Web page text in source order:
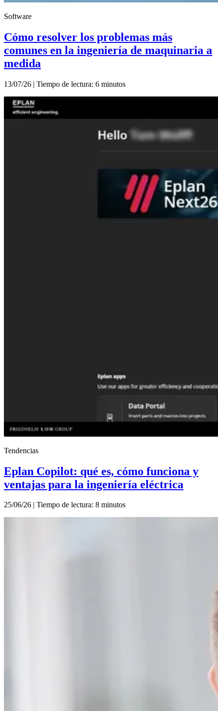
Software
Cómo resolver los problemas más
comunes en la ingeniería de maquinaria a
medida
13/07/26 | Tiempo de lectura: 6 minutos
Tendencias
Eplan Copilot: qué es, cómo funciona y
ventajas para la ingeniería eléctrica
25/06/26 | Tiempo de lectura: 8 minutos